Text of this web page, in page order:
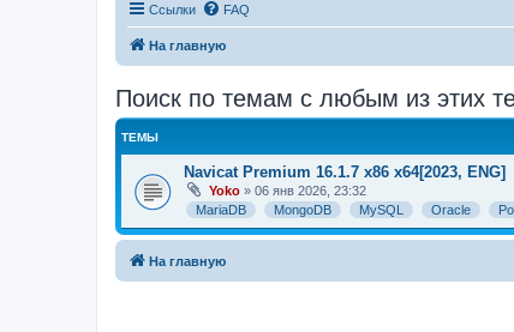
Ссылки FAQ
На главную
Поиск по темам с любым из этих
ТЕМЫ
Navicat Premium 16.1.7 x86 x64[2023, ENG]
Yoko » 06 янв 2026, 23:32
MariaDB
MongoDB MySQL Oracle
На главную